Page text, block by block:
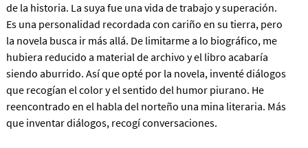
de la historia. La suya fue una vida de trabajo y superación.
Es una personalidad recordada con cariño en su tierra, pero
la novela busca ir más allá. De limitarme a lo biográfico, me
hubiera reducido a material de archivo y el libro acabaría
siendo aburrido. Así que opté por la novela, inventé diálogos
que recogían el color y el sentido del humor piurano. He
reencontrado en el habla del norteño una mina literaria. Más
que inventar diálogos, recogí conversaciones.